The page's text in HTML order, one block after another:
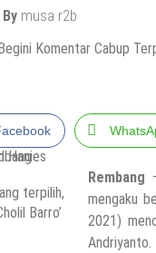
By musa r2b
terpilih,
Barro’
Rembang
mengaku
2021)
Andriyanto.